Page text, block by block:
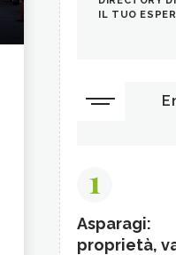
IL TUO
1
Asparagi:
proprietà,